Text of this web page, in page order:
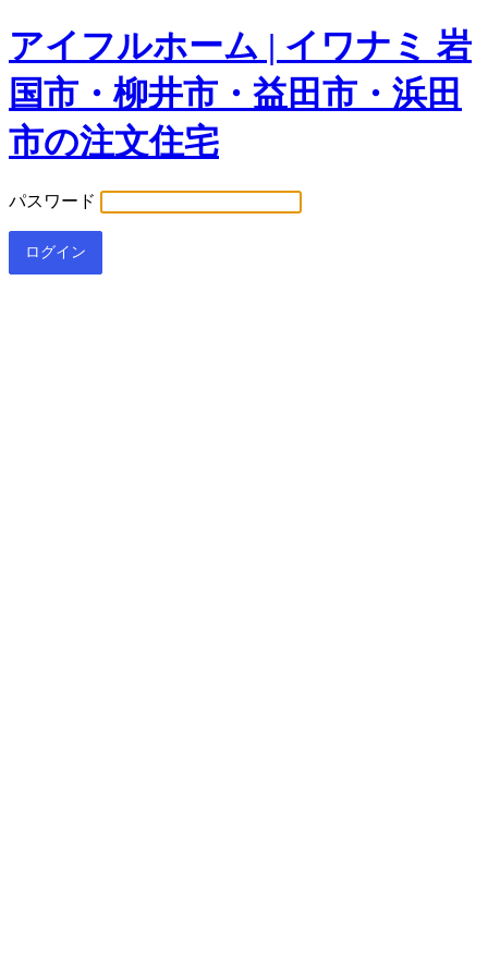
アイフルホーム | イワナミ 岩
国市・柳井市・益田市・浜田
市の注文住宅
パスワード